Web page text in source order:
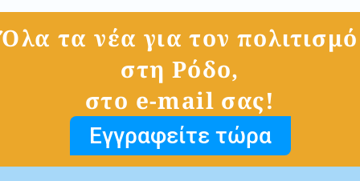
Όλα τα νέα για τον πολιτισμό
στη Ρόδο,
στο e-mail σας!
Εγγραφείτε τώρα